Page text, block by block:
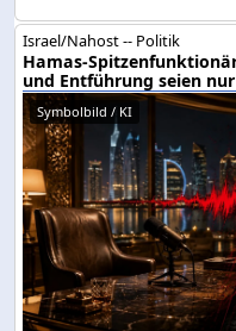
Israel/Nahost -- Politik
Hamas-
und Entführung seien nur
Symbolbild / KI